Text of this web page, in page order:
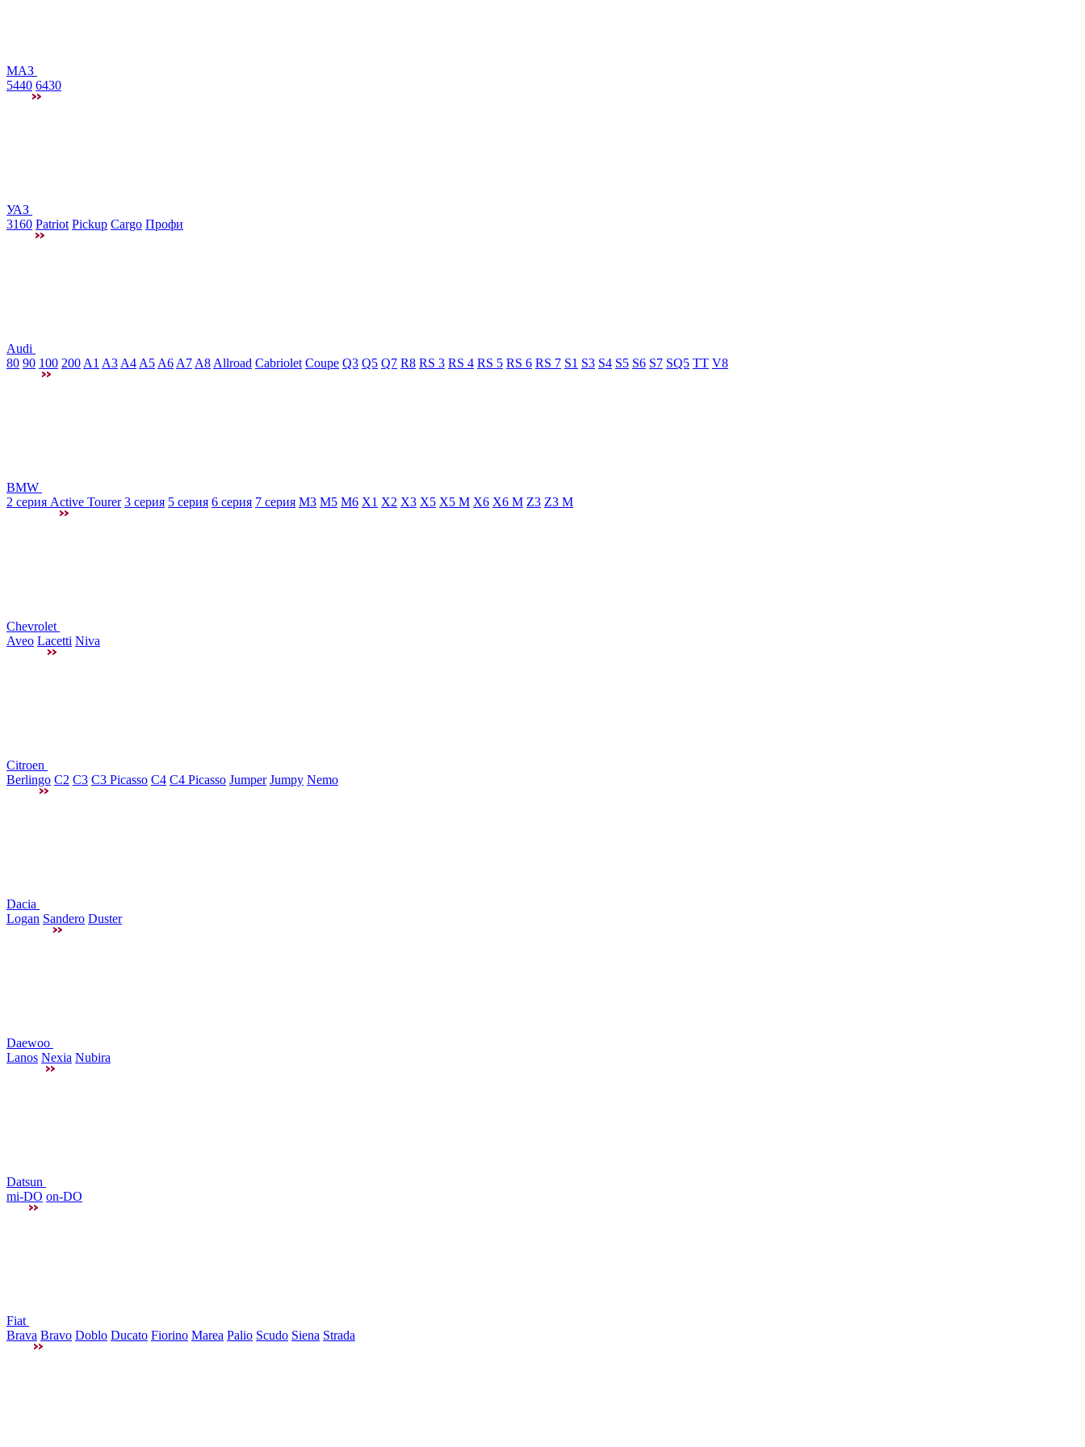
МАЗ
5440 6430
УАЗ
3160 Patriot Pickup Cargo Профи
Audi
80 90 100 200 A1 A3 A4 A5 A6 A7 A8 Allroad Cabriolet Coupe Q3 Q5 Q7 R8 RS 3 RS 4 RS 5 RS 6 RS 7 S1 S3 S4 S5 S6 S7 SQ5 TT V8
BMW
2 серия Active Tourer 3 серия 5 серия 6 серия 7 серия M3 М5 M6 X1 X2 X3 X5 X5 M X6 X6 M Z3 Z3 M
Chevrolet
Aveo Lacetti Niva
Citroen
Berlingo C2 C3 C3 Picasso C4 C4 Picasso Jumper Jumpy Nemo
Dacia
Logan Sandero Duster
Daewoo
Lanos Nexia Nubira
Datsun
mi-DO on-DO
Fiat
Brava Bravo Doblo Ducato Fiorino Marea Palio Scudo Siena Strada